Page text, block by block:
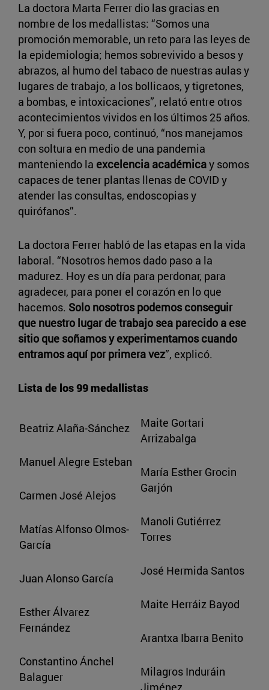
La doctora Marta Ferrer dio las gracias en
nombre de los medallistas: “Somos una
promoción memorable, un reto para las leyes de
la epidemiologia; hemos sobrevivido a besos y
abrazos, al humo del tabaco de nuestras aulas y
lugares de trabajo, a los bollicaos, y tigretones,
a bombas, e intoxicaciones”, relató entre otros
acontecimientos vividos en los últimos 25 años.
Y, por si fuera poco, continuó, “nos manejamos
con soltura en medio de una pandemia
manteniendo la excelencia académicay somos
capaces de tener plantas llenas de COVID y
atender las consultas, endoscopias y
quirófanos”.
La doctora Ferrer habló de las etapas en la vida
laboral. “Nosotros hemos dado paso a la
madurez. Hoy es un día para perdonar, para
agradecer, para poner el corazón en lo que
hacemos. Solo nosotros podemos conseguir
que nuestro lugar de trabajo sea parecido a ese
sitio que soñamos y experimentamos cuando
entramos aquí por primera vez”, explicó.
Lista de los 99 medallistas
Beatriz Alaña-Sánchez
Manuel Alegre Esteban
Carmen José Alejos
Matías Alfonso Olmos-
García
Juan Alonso García
Esther Álvarez
Fernández
Constantino Ánchel
Balaguer
Maite Gortari
Arrizabalga
María Esther Grocin
Garjón
Manoli Gutiérrez
Torres
José Hermida Santos
Maite Herráiz Bayod
Arantxa Ibarra Benito
Milagros Induráin